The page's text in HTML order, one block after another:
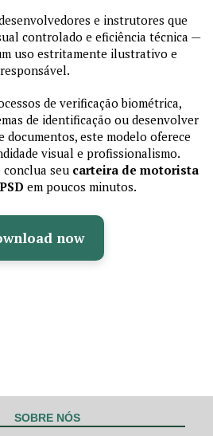
e instrutores que
controlado e eficiência técnica —
uso estritamente ilustrativo e
responsável.
de verificação biométrica,
de identificação ou desenvolver
este modelo oferece
visual e profissionalismo.
seu carteira de motorista
em poucos minutos.
now
SOBRE NÓS